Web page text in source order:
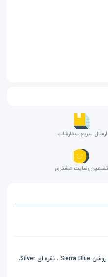
ارسال سریع سفارشات
تضمین رضایت مشتری
خاکستری Graphite ، طلایی Gold ، آبی روشن Sierra Blue ، نقره ای Silver،